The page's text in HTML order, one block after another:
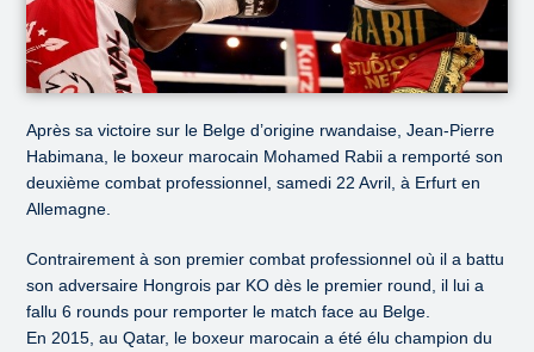
Après sa victoire sur le Belge d’origine rwandaise, Jean-Pierre
Habimana, le boxeur marocain Mohamed Rabii a remporté son
deuxième combat professionnel, samedi 22 Avril, à Erfurt en
Allemagne.
Contrairement à son premier combat professionnel où il a battu
son adversaire Hongrois par KO dès le premier round, il lui a
fallu 6 rounds pour remporter le match face au Belge.
En 2015, au Qatar, le boxeur marocain a été élu champion du